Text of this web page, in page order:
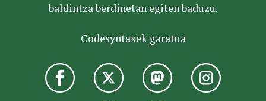
baldintza berdinetan egiten baduzu.
Codesyntaxek garatua